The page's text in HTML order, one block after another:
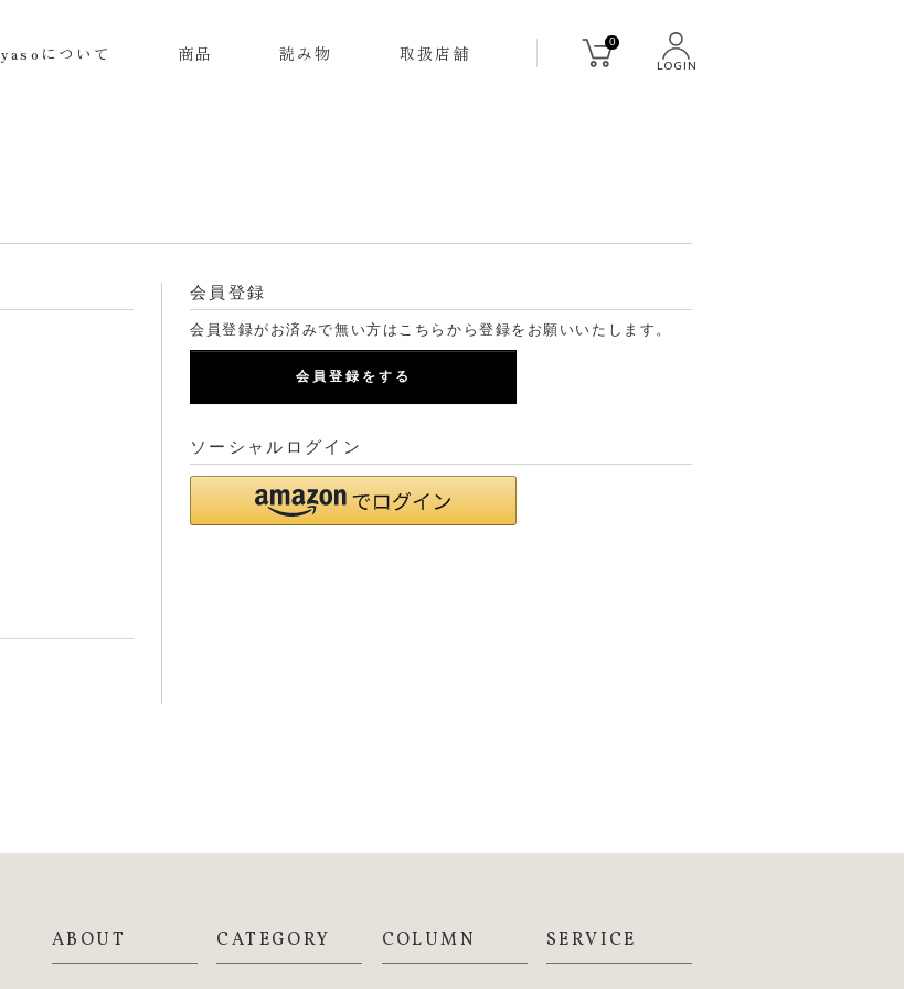
yasoについて 商品 読み物 取扱店舗
0
LOGIN
会員登録
会員登録がお済みで無い方はこちらから登録をお願いいたします。
会員登録をする
ソーシャルログイン
ABOUT CATEGORY COLUMN SERVICE